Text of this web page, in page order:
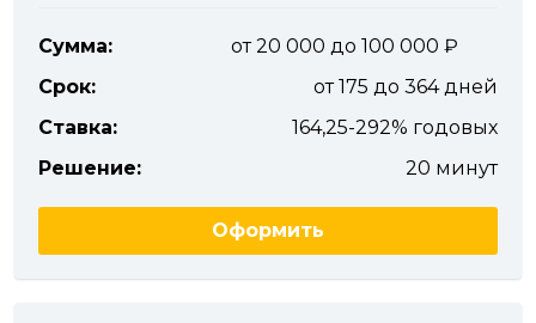
Сумма:
от 20 000 до 100 000
Срок:
от 175 до 364 дней
Ставка:
164,25-292% годовых
Решение:
20 минут
Оформить